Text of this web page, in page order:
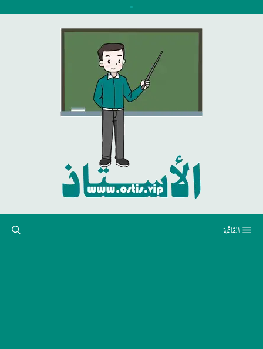
القائمة